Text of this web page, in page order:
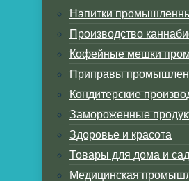
Напитки
Производство
Кофейные мешки
Приправы
Кондитерские
Замороженные
Здоровье и красота
Товары для дома и
Медицинская
молнии
Советы по хранению
молнии
Похожие сообщения
Факторы,
срок хранения
пакете с